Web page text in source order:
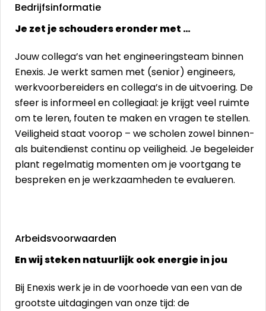
Bedrijfsinformatie
Je zet je schouders eronder met …
Jouw collega’s van het engineeringsteam binnen
Enexis. Je werkt samen met (senior) engineers,
werkvoorbereiders en collega’s in de uitvoering. De
sfeer is informeel en collegiaal: je krijgt veel ruimte
om te leren, fouten te maken en vragen te stellen.
Veiligheid staat voorop – we scholen zowel binnen-
als buitendienst continu op veiligheid. Je begeleider
plant regelmatig momenten om je voortgang te
bespreken en je werkzaamheden te evalueren.
Arbeidsvoorwaarden
En wij steken natuurlijk ook energie in jou
Bij Enexis werk je in de voorhoede van een van de
grootste uitdagingen van onze tijd: de